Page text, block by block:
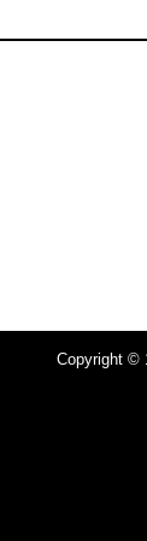
Copyright ©